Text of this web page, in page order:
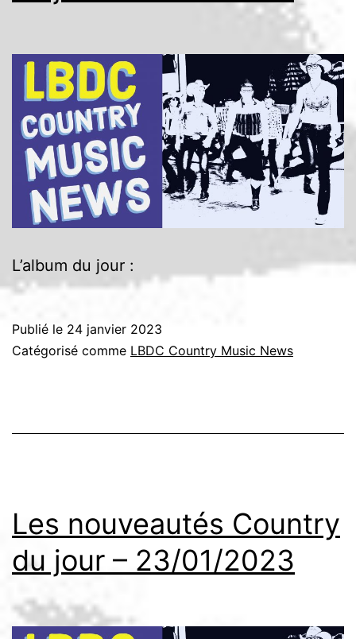
L’album du jour :
Publié le 24 janvier 2023
Catégorisé comme LBDC Country Music News
Les nouveautés Country
du jour – 23/01/2023